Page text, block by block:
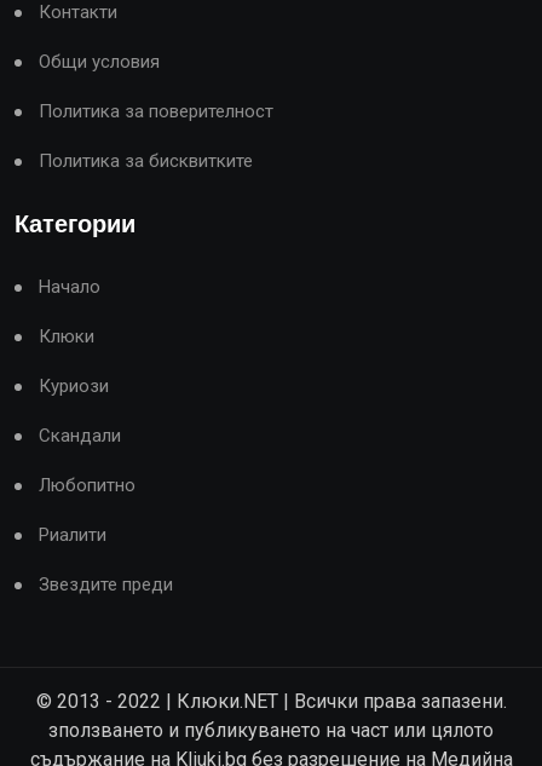
Контакти
Общи условия
Политика за поверителност
Политика за бисквитките
Категории
Начало
Клюки
Куриози
Скандали
Любопитно
Риалити
Звездите преди
© 2013 - 2022 | Клюки.NET | Всички права запазени.
зползването и публикуването на част или цялото
съдържание на Kliuki.bg без разрешение на Медийна